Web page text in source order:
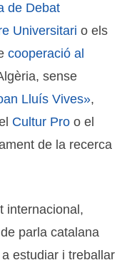
de Debat
Universitari o els
cooperació al
sense
Lluís Vives»,
Cultur Pro o el
de la recerca
internacional,
parla catalana
estudiar i treballar